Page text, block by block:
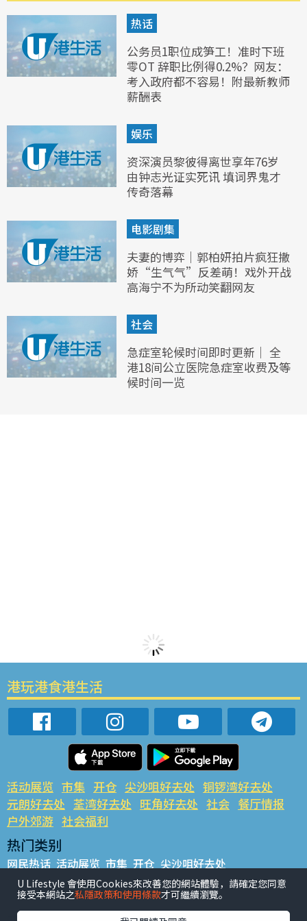
热话
公务员1职位成笋工！准时下班
零OT 辞职比例得0.2%？网友：
考入政府都不容易！附最新教师
薪酬表
娱乐
资深演员黎彼得离世享年76岁
由钟志光证实死讯 填词界鬼才
传奇落幕
电影剧集
夫妻的博弈｜郭柏妍拍片疯狂撒
娇“生气气”反差萌！戏外开战
高海宁不为所动笑翻网友
社会
急症室轮候时间即时更新｜ 全
港18间公立医院急症室收费及等
候时间一览
港玩港食港生活
活动展览 市集 开仓 尖沙咀好去处 铜锣湾好去处
元朗好去处 荃湾好去处 旺角好去处 社会 餐厅情报
户外郊游 社会福利
热门类别
网民热话 活动展览 市集 开仓 尖沙咀好去处
铜锣湾好去处 元朗好去处 荃湾好去处 旺角好去处 社会
餐厅情报 户外郊游
U Lifestyle 會使用Cookies來改善您的網站體驗，請確定您同意
接受本網站之私隱政策和使用條款才可繼續瀏覽。